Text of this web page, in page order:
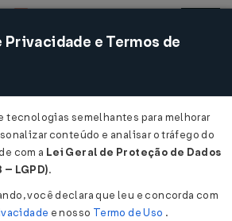
Acessar
SRF nº 168 de
e Termos de
tecnologias semelhantes para melhorar
conteúdo e analisar o tráfego do
com a Lei Geral de Proteção de Dados
LGPD).
você declara que leu e concorda com
e nosso Termo de Uso .